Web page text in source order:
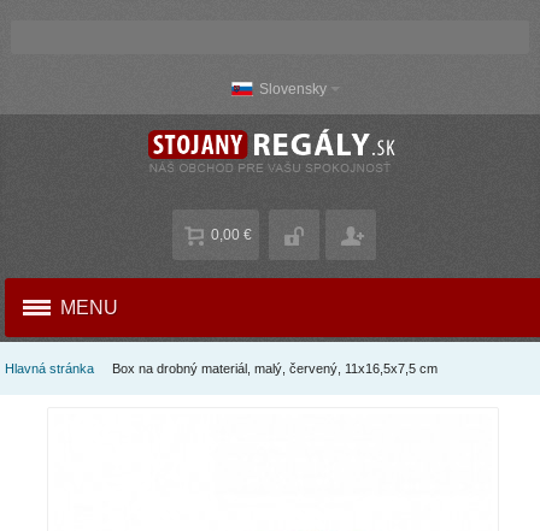
Slovensky
0,00 €
MENU
Hlavná stránka Box na drobný materiál, malý, červený, 11x16,5x7,5 cm